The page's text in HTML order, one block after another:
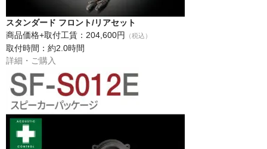
スタンダード フロント/リアセット
商品価格+取付工賃：204,600円
（税込）
取付時間：約2.0時間
詳細・ご購入